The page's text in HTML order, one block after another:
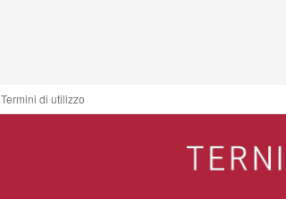
Termini di utilizzo